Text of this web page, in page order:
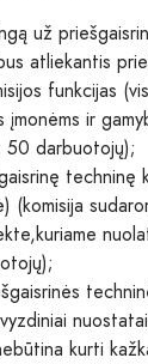
už
atliekantis
funkcijas
įmonėms ir
darbuotojų);
techninę
(komisija
kurti